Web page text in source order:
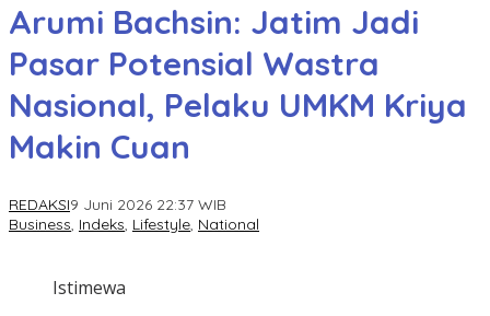
Arumi Bachsin: Jatim Jadi
Pasar Potensial Wastra
Nasional, Pelaku UMKM Kriya
Makin Cuan
REDAKSI9 Juni 2026 22:37 WIB
Business, Indeks, Lifestyle, National
Istimewa